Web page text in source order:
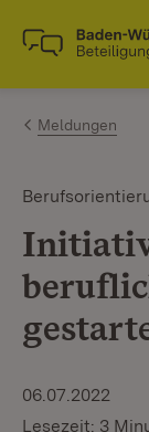
Zum
Link zur
Meldungen
06.07.2022
Lesezeit: 3